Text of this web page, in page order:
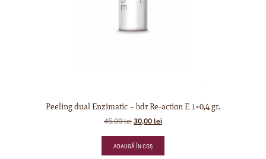
Peeling dual Enzimatic – bdr Re-action E 1×0,4 gr.
45,00lei30,00lei
ADAUGĂ ÎN COȘ